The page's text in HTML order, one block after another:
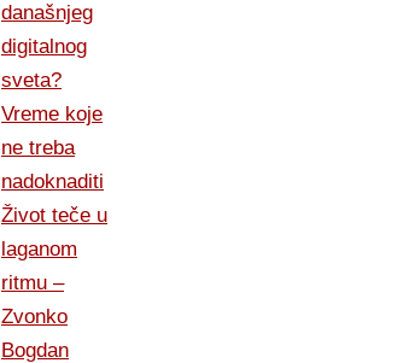
današnjeg
digitalnog
sveta?
Vreme koje
ne treba
nadoknaditi
Život teče u
laganom
ritmu –
Zvonko
Bogdan